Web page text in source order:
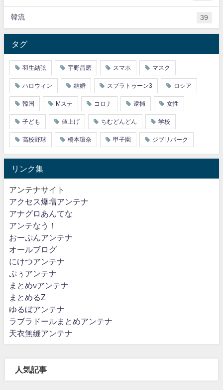
韓流 39
タグ
羽生結弦 宇野昌磨 スマホ マスク
ハロウィン 結婚 スプラトゥーン3 ロシア
韓国 Mステ コロナ 逮捕 女性
子ども 値上げ ちむどんどん 学校
高校野球 橋本環奈 甲子園 ジブリパーク
リンク集
アンテナサイト
アクセス爆増アンテナ
アナグロあんてな
アンテなう！
おーぷんアンテナ
オールブログ
にけつアンテナ
ぷぅアンテナ
まとめνアンテナ
まとめるZ
ゆるぼアンテナ
ラブラドールまとめアンテナ
天衣無縫アンテナ
人気記事